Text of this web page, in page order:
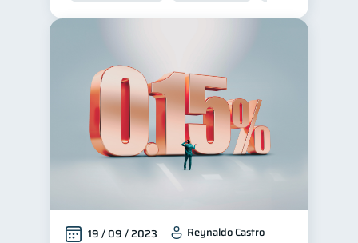
19 / 09 / 2023 Reynaldo Castro